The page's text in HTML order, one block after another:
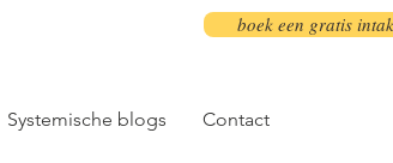
Systemische blogs Contact
boek een gratis